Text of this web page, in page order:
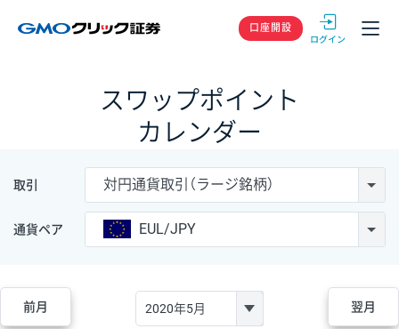
GMOクリック
口座開設
スワップポイント
カレンダー
取引 対円通貨取引（ラージ銘柄）
通貨ペア EUL/JPY
前月 翌月